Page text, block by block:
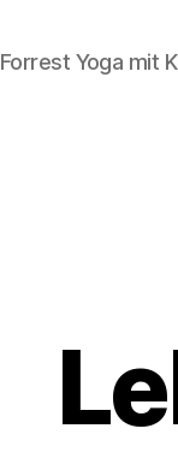
Forrest Yoga mit